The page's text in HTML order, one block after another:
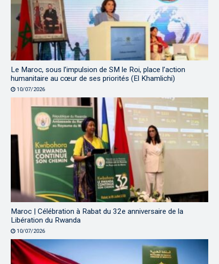
Le Maroc, sous l’impulsion de SM le Roi, place l’action
humanitaire au cœur de ses priorités (El Khamlichi)
10/07/2026
Maroc | Célébration à Rabat du 32e anniversaire de la
Libération du Rwanda
10/07/2026